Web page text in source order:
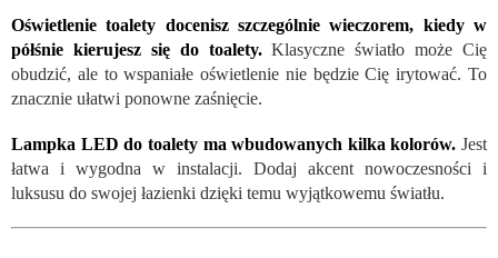
Oświetlenie toalety docenisz szczególnie wieczorem, kiedy w
półśnie kierujesz się do toalety.Klasyczne światło może Cię
obudzić, ale to wspaniałe oświetlenie nie będzie Cię irytować. To
znacznie ułatwi ponowne zaśnięcie.
Lampka LED do toalety ma wbudowanych kilka kolorów. Jest
łatwa i wygodna w instalacji. Dodaj akcent nowoczesności i
luksusu do swojej łazienki dzięki temu wyjątkowemu światłu.